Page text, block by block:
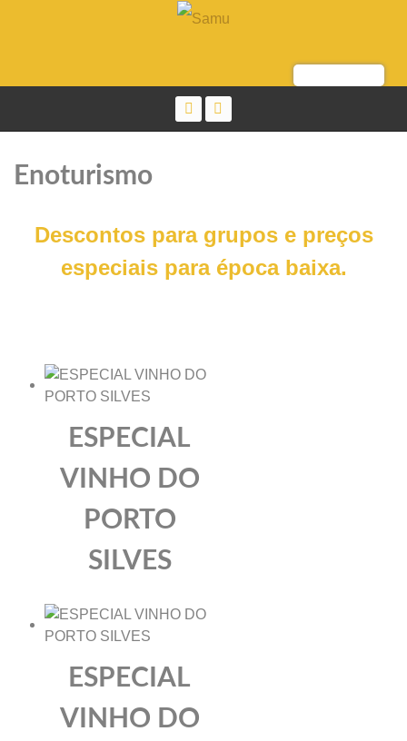
Enoturismo
Descontos para grupos e preços
especiais para época baixa.
ESPECIAL
VINHO DO
PORTO
SILVES
ESPECIAL
VINHO DO